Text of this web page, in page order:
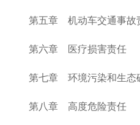
第五章 机动车交通事故
第六章 医疗损害责任
第七章 环境污染和生态
第八章 高度危险责任